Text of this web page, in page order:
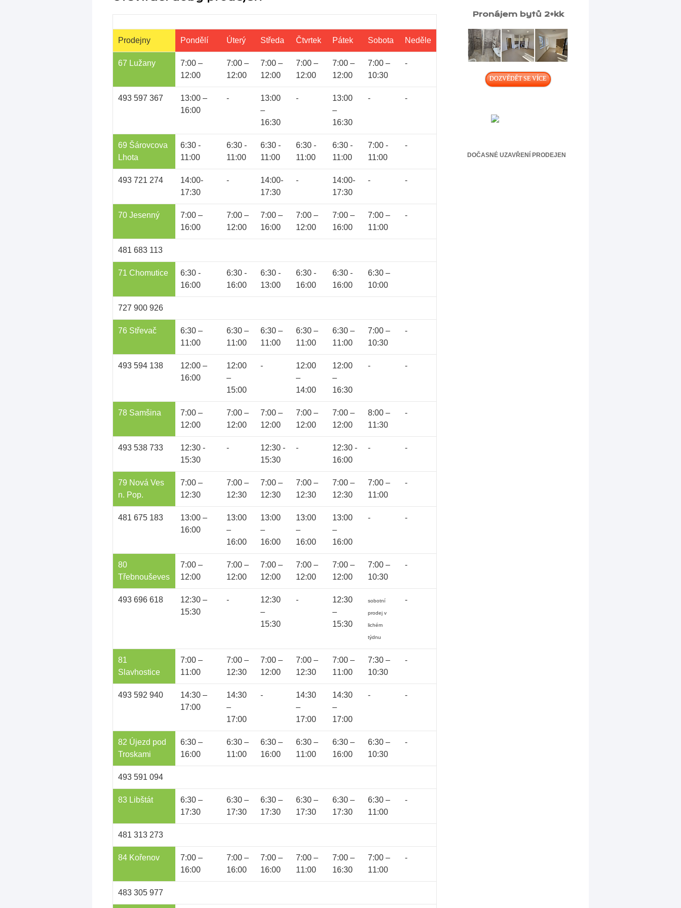
Prodejny Pondělí Úterý Středa Čtvrtek Pátek Sobota Neděle
67 Lužany
7:00 –
12:00
7:00 –
12:00
7:00 –
12:00
7:00 –
12:00
7:00 –
12:00
7:00 –
10:30
-
493 597 367
13:00 –
16:00
-
13:00
–
16:30
-
13:00
–
16:30
- -
69 Šárovcova
Lhota
6:30 -
11:00
6:30 -
11:00
6:30 -
11:00
6:30 -
11:00
6:30 -
11:00
7:00 -
11:00
-
493 721 274
14:00-
17:30
-
14:00-
17:30
-
14:00-
17:30
- -
70 Jesenný
7:00 –
16:00
7:00 –
12:00
7:00 –
16:00
7:00 –
12:00
7:00 –
16:00
7:00 –
11:00
-
481 683 113
71 Chomutice
6:30 -
16:00
6:30 -
16:00
6:30 -
13:00
6:30 -
16:00
6:30 -
16:00
6:30 –
10:00
727 900 926
76 Střevač
6:30 –
11:00
6:30 –
11:00
6:30 –
11:00
6:30 –
11:00
6:30 –
11:00
7:00 –
10:30
-
493 594 138
12:00 –
16:00
12:00
–
15:00
-
12:00
–
14:00
12:00
–
16:30
- -
78 Samšina
7:00 –
12:00
7:00 –
12:00
7:00 –
12:00
7:00 –
12:00
7:00 –
12:00
8:00 –
11:30
-
493 538 733
12:30 -
15:30
-
12:30 -
15:30
-
12:30 -
16:00
- -
79 Nová Ves
n. Pop.
7:00 –
12:30
7:00 –
12:30
7:00 –
12:30
7:00 –
12:30
7:00 –
12:30
7:00 –
11:00
-
481 675 183
13:00 –
16:00
13:00
–
16:00
13:00
–
16:00
13:00
–
16:00
13:00
–
16:00
- -
80
Třebnouševes
7:00 –
12:00
7:00 –
12:00
7:00 –
12:00
7:00 –
12:00
7:00 –
12:00
7:00 –
10:30
-
493 696 618
12:30 –
15:30
-
12:30
–
15:30
-
12:30
–
15:30
sobotní
prodej v
lichém
týdnu
-
81
Slavhostice
7:00 –
11:00
7:00 –
12:30
7:00 –
12:00
7:00 –
12:30
7:00 –
11:00
7:30 –
10:30
-
493 592 940
14:30 –
17:00
14:30
–
17:00
-
14:30
–
17:00
14:30
–
17:00
- -
82 Újezd pod
Troskami
6:30 –
16:00
6:30 –
11:00
6:30 –
16:00
6:30 –
11:00
6:30 –
16:00
6:30 –
10:30
-
493 591 094
83 Libštát
6:30 –
17:30
6:30 –
17:30
6:30 –
17:30
6:30 –
17:30
6:30 –
17:30
6:30 –
11:00
-
481 313 273
84 Kořenov
7:00 –
16:00
7:00 –
16:00
7:00 –
16:00
7:00 –
11:00
7:00 –
16:30
7:00 –
11:00
-
483 305 977
Pronájem bytů 2+kk
DOZVĚDĚT SE VÍCE
DOČASNÉ UZAVŘENÍ PRODEJEN